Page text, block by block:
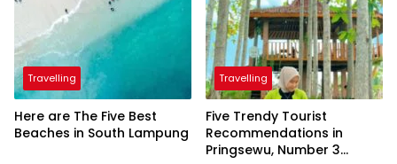
Travelling
Here are The Five Best
Beaches in South Lampung
Travelling
Five Trendy Tourist
Recommendations in
Pringsewu, Number 3